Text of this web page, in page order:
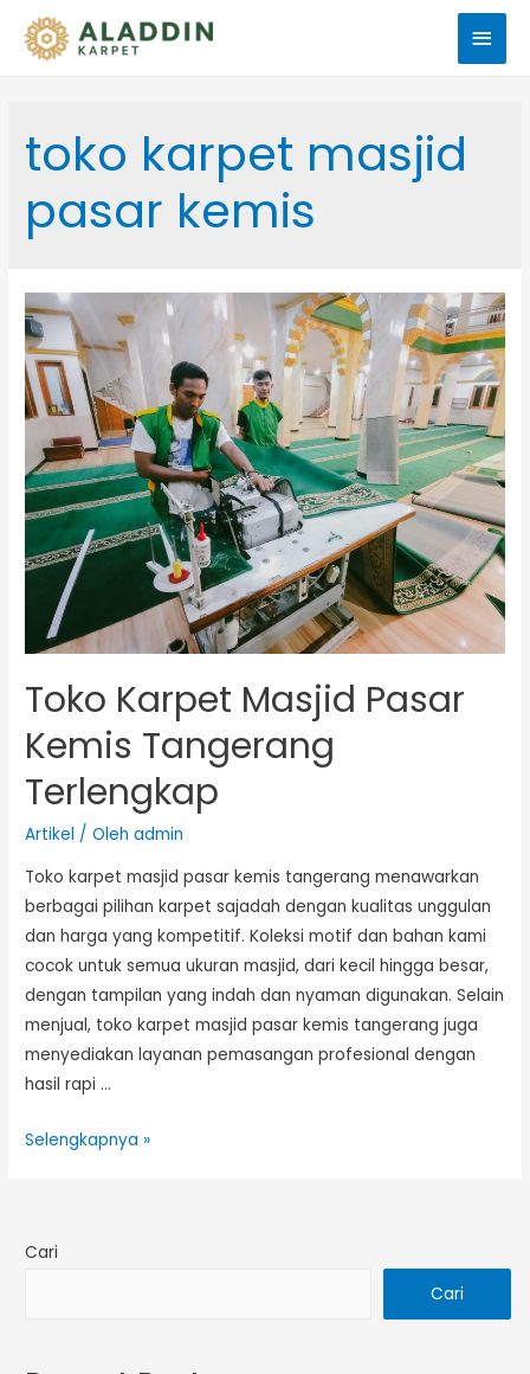
toko karpet masjid
pasar kemis
Toko Karpet Masjid Pasar
Kemis Tangerang
Terlengkap
Artikel / Olehadmin
Toko karpet masjid pasar kemis tangerang menawarkan
berbagai pilihan karpet sajadah dengan kualitas unggulan
dan harga yang kompetitif. Koleksi motif dan bahan kami
cocok untuk semua ukuran masjid, dari kecil hingga besar,
dengan tampilan yang indah dan nyaman digunakan. Selain
menjual, toko karpet masjid pasar kemis tangerang juga
menyediakan layanan pemasangan profesional dengan
hasil rapi …
Toko
Kemis
Selengkapnya »
Cari
Cari